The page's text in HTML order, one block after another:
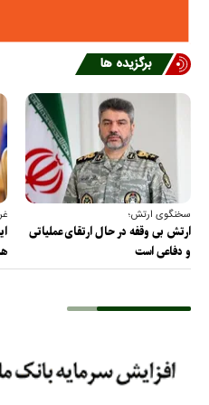
برگزیده ها
سخنگوی ارتش؛
ارتش بی وقفه در حال ارتقای عملیاتی
و دفاعی است